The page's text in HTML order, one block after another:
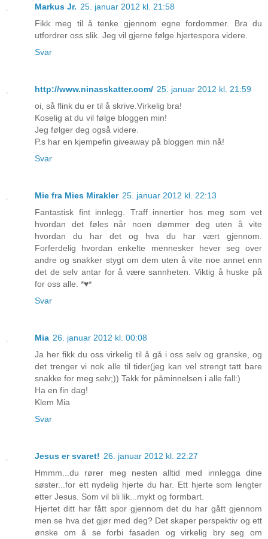
Markus Jr. 25. januar 2012 kl. 21:58
Fikk meg til å tenke gjennom egne fordommer. Bra du
utfordrer oss slik. Jeg vil gjerne følge hjertespora videre.
Svar
http://www.ninasskatter.com/ 25. januar 2012 kl. 21:59
oi, så flink du er til å skrive.Virkelig bra!
Koselig at du vil følge bloggen min!
Jeg følger deg også videre.
P.s har en kjempefin giveaway på bloggen min nå!
Svar
Mie fra Mies Mirakler 25. januar 2012 kl. 22:13
Fantastisk fint innlegg. Traff innertier hos meg som vet
hvordan det føles når noen dømmer deg uten å vite
hvordan du har det og hva du har vært gjennom.
Forferdelig hvordan enkelte mennesker hever seg over
andre og snakker stygt om dem uten å vite noe annet enn
det de selv antar for å være sannheten. Viktig å huske på
for oss alle. *♥*
Svar
Mia 26. januar 2012 kl. 00:08
Ja her fikk du oss virkelig til å gå i oss selv og granske, og
det trenger vi nok alle til tider(jeg kan vel strengt tatt bare
snakke for meg selv;)) Takk for påminnelsen i alle fall:)
Ha en fin dag!
Klem Mia
Svar
Jesus er svaret! 26. januar 2012 kl. 22:27
Hmmm...du rører meg nesten alltid med innlegga dine
søster...for ett nydelig hjerte du har. Ett hjerte som lengter
etter Jesus. Som vil bli lik...mykt og formbart.
Hjertet ditt har fått spor gjennom det du har gått gjennom
men se hva det gjør med deg? Det skaper perspektiv og ett
ønske om å se forbi fasaden og virkelig bry seg om